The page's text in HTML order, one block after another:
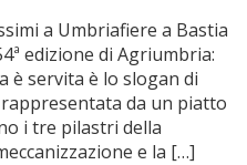
a Umbriafiere a Bastia
edizione di Agriumbria:
è servita è lo slogan di
da un piatto
i tre pilastri della
e la […]